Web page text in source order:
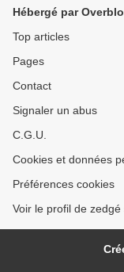
Hébergé par
Top articles
Pages
Contact
Signaler un abus
C.G.U.
Cookies et données
Préférences cookies
Voir le profil de